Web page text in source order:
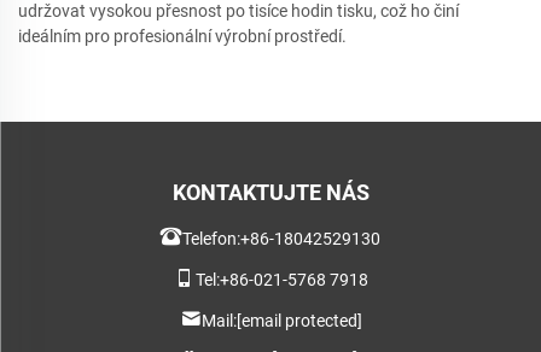
udržovat vysokou přesnost po tisíce hodin tisku, což ho činí
ideálním pro profesionální výrobní prostředí.
KONTAKTUJTE NÁS
Telefon:+86-18042529130
Tel:+86-021-5768 7918
Mail:[email protected]